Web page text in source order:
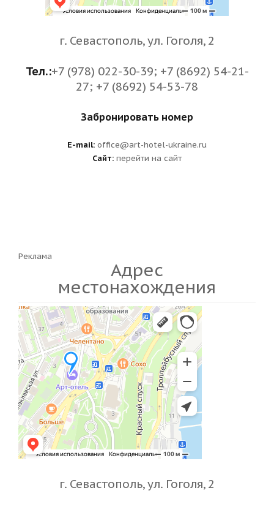
г. Севастополь, ул. Гоголя, 2
Тел.:+7 (978) 022-30-39; +7 (8692) 54-21-
27; +7 (8692) 54-53-78
Забронировать номер
E-mail: office@art-hotel-ukraine.ru
Сайт: перейти на сайт
Реклама
Адрес
местонахождения
г. Севастополь, ул. Гоголя, 2